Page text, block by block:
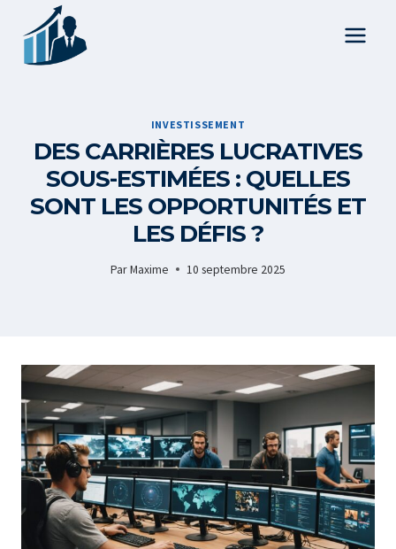
contenu
INVESTISSEMENT
DES CARRIÈRES LUCRATIVES
SOUS-ESTIMÉES : QUELLES
SONT LES OPPORTUNITÉS ET
LES DÉFIS ?
Par Maxime 10 septembre 2025